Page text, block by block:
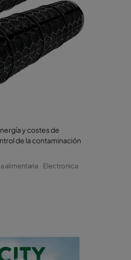
y costes de
de la contaminación
alimentaria
Electronica